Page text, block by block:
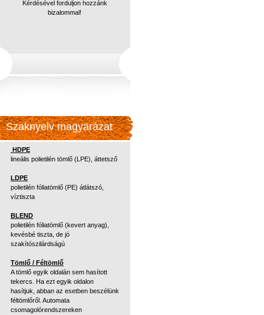
Kérdésével forduljon hozzánk
bizalommal!
Szaknyelv magyarázat
HDPE
lineális polietilén tömlő (LPE), áttetsző
LDPE
polietilén fóliatömlő (PE) átlátszó,
víztiszta
BLEND
polietilén fóliatömlő (kevert anyag),
kevésbé tiszta, de jó
szakítószilárdságú
Tömlő / Féltömlő
A tömlő egyik oldalán sem hasított
tekercs. Ha ezt egyik oldalon
hasítjuk, abban az esetben beszélünk
féltömlőről. Automata
csomagolórendszereken